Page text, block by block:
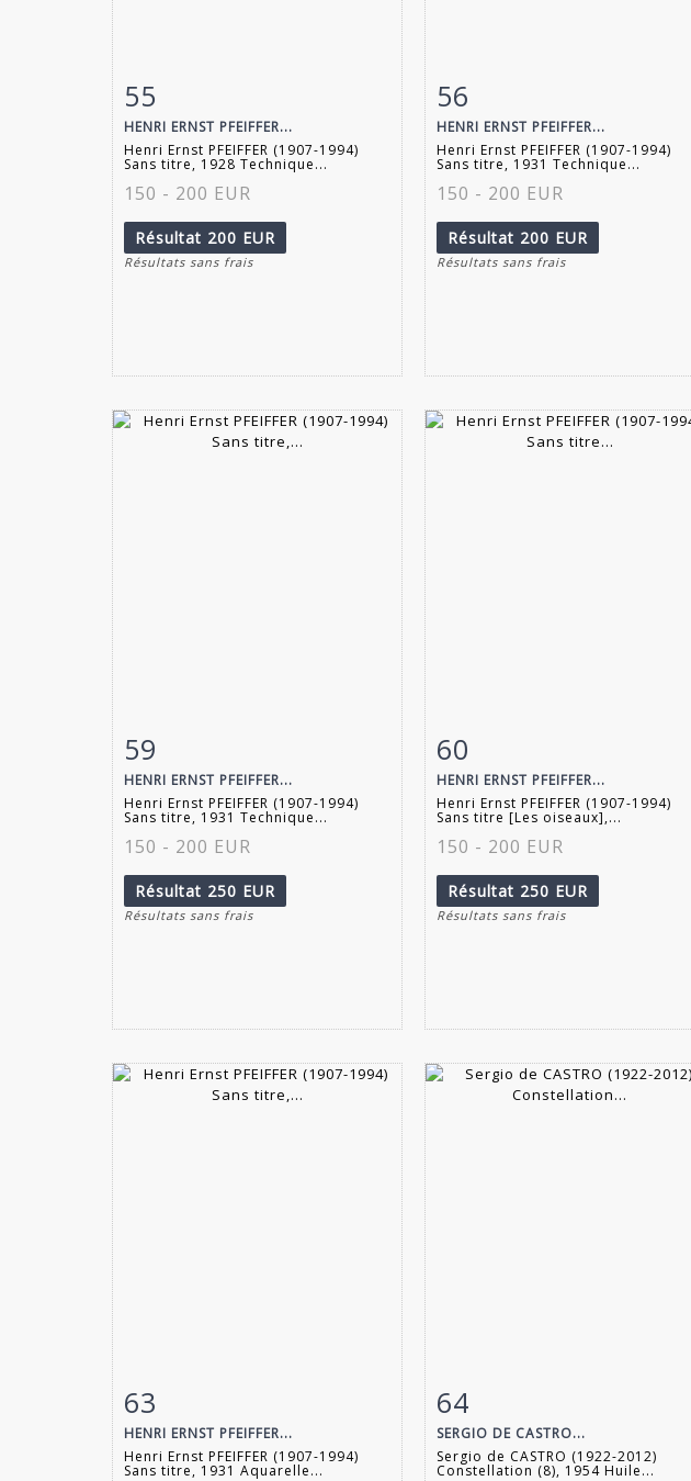
Fiche détaillée
55
HENRI ERNST PFEIFFER...
Henri Ernst PFEIFFER (1907-1994)
Sans titre, 1928 Technique...
150 - 200 EUR
Résultat 200 EUR
Résultats sans frais
Fiche détaillée
56
HENRI ERNST PFEIFFER...
Henri Ernst PFEIFFER (1907-1994)
Sans titre, 1931 Technique...
150 - 200 EUR
Résultat 200 EUR
Résultats sans frais
Fiche détaillée
59
HENRI ERNST PFEIFFER...
Henri Ernst PFEIFFER (1907-1994)
Sans titre, 1931 Technique...
150 - 200 EUR
Résultat 250 EUR
Résultats sans frais
Fiche détaillée
60
HENRI ERNST PFEIFFER...
Henri Ernst PFEIFFER (1907-1994)
Sans titre [Les oiseaux],...
150 - 200 EUR
Résultat 250 EUR
Résultats sans frais
Fiche détaillée
63
HENRI ERNST PFEIFFER...
Henri Ernst PFEIFFER (1907-1994)
Sans titre, 1931 Aquarelle...
Fiche détaillée
64
SERGIO DE CASTRO...
Sergio de CASTRO (1922-2012)
Constellation (8), 1954 Huile...